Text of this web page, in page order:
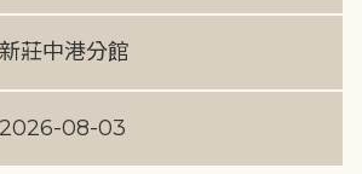
新莊中港分館
2026-08-03